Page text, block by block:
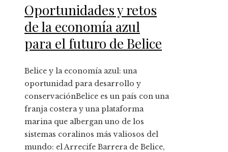
Oportunidades y retos
de la economía azul
para el futuro de Belice
Belice y la economía azul: una
oportunidad para desarrollo y
conservaciónBelice es un país con una
franja costera y una plataforma
marina que albergan uno de los
sistemas coralinos más valiosos del
mundo: el Arrecife Barrera de Belice,